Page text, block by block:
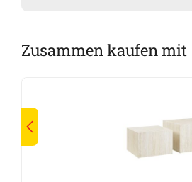
Zusammen kaufen mit